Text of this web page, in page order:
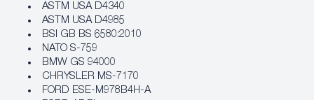
ASTM USA D4340
ASTM USA D4985
BSI GB BS 6580:2010
NATO S-759
BMW GS 94000
CHRYSLER MS-7170
FORD ESE-M978B4H-A